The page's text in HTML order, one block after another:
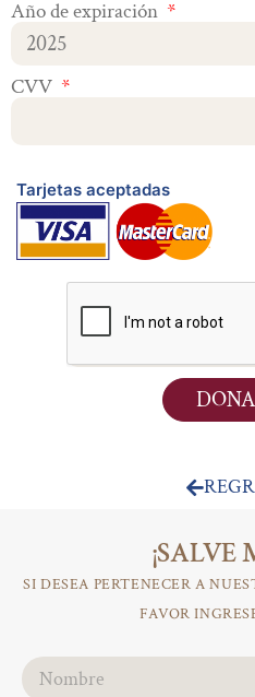
Año de expiración
CVV
¡SALVE
SI DESEA PERTENECER A
FAVOR